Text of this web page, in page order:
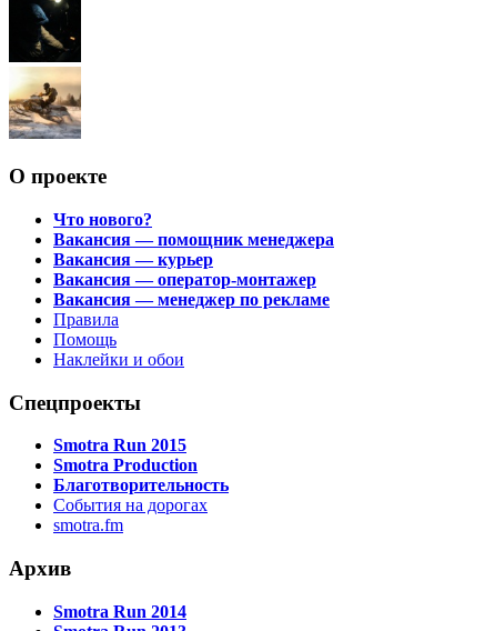
О проекте
Что нового?
Вакансия — помощник менеджера
Вакансия — курьер
Вакансия — оператор-монтажер
Вакансия — менеджер по рекламе
Правила
Помощь
Наклейки и обои
Спецпроекты
Smotra Run 2015
Smotra Production
Благотворительность
События на дорогах
smotra.fm
Архив
Smotra Run 2014